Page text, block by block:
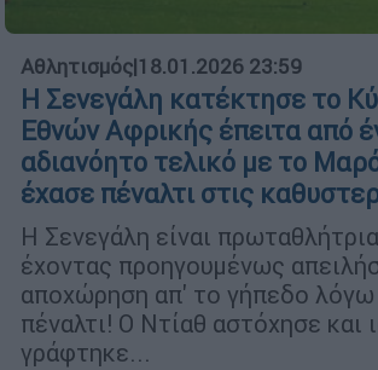
Αθλητισμός|18.01.2026 23:59
Η Σενεγάλη κατέκτησε το
Εθνών Αφρικής έπειτα από
αδιανόητο τελικό με το
έχασε πέναλτι στις
Η Σενεγάλη είναι
έχοντας προηγουμένως
αποχώρηση απ' το γήπεδο λόγω
πέναλτι! Ο Ντίαθ αστόχησε και
γράφτηκε...